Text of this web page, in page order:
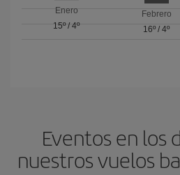
Enero
15º/4º
Febrero
16º / 4º
Eventos en los
nuestros vuelos